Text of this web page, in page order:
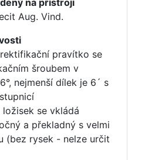
na přístroji
Aug. Vind.
pravítko se
šroubem v
nejmenší dílek je 6´ s
se vkládá
a překladný s velmi
(bez rysek - nelze určit